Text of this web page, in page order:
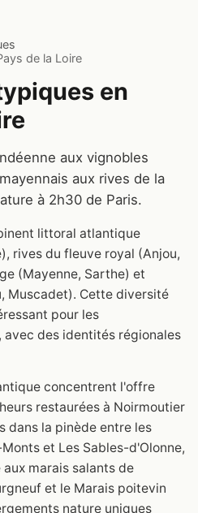
de la Loire
en
aux vignobles
aux rives de la
à 2h30 de Paris.
littoral atlantique
rives du fleuve royal (Anjou,
(Mayenne, Sarthe) et
Muscadet). Cette diversité
pour les
des identités régionales
concentrent l'offre
restaurées à Noirmoutier
dans la pinède entre les
et Les Sables-d'Olonne,
marais salants de
et le Marais poitevin
nature uniques